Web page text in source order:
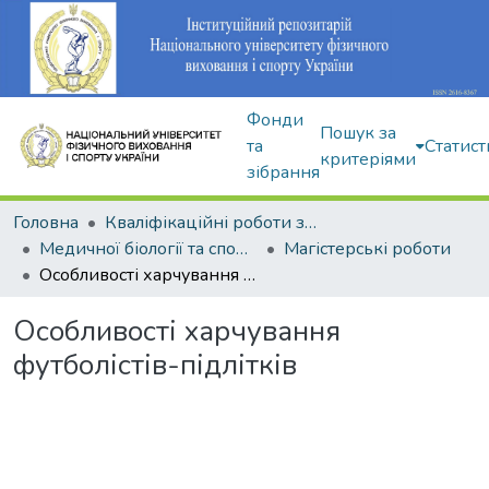
Фонди
та
зібрання
Пошук за
критеріями
Головна
Кваліфікаційні роботи здобувачів вищої освіти
Медичної біології та спортивної дієтології
Магістерські роботи
Особливості харчування футболістів-підлітків
Особливості харчування
футболістів-підлітків